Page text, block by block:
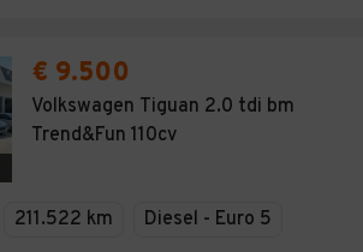
€ 9.500
Volkswagen Tiguan 2.0 tdi bm
Trend&Fun 110cv
211.522 km
Diesel - Euro 5